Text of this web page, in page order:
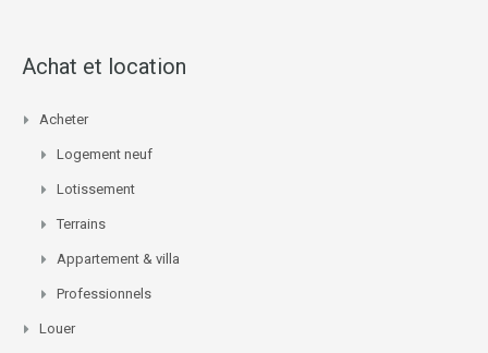
Achat et location
Acheter
Logement neuf
Lotissement
Terrains
Appartement & villa
Professionnels
Louer